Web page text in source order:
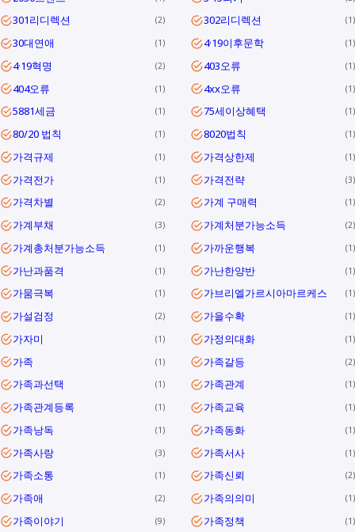
301리디렉션 2 302리디렉션 1
30대연애 1 4·19이후문학 1
4·19혁명 2 403오류 1
404오류 1 4xx오류 1
5881세금 1 75세이상혜택 1
80/20 법칙 1 8020법칙 1
가격규제 1 가격상한제 1
가격전가 1 가격전략 3
가격차별 2 가계 구매력 1
가계부채 3 가계처분가능소득 2
가계총처분가능소득 1 가까운행복 1
가난과품격 1 가난한양반 1
가뭄극복 1 가브리엘가르시아마르케스 1
가설검정 2 가을수확 1
가자미 1 가정의대화 1
가족 1 가족갈등 2
가족과선택 1 가족관계 1
가족관계등록 1 가족교육 1
가족낭독 1 가족동화 1
가족사랑 3 가족서사 1
가족소통 1 가족신뢰 2
가족애 2 가족의의미 1
가족이야기 9 가족정책 1